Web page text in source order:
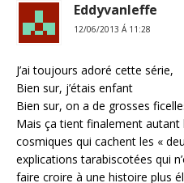
Eddyvanleffe
12/06/2013 Á 11:28
J’ai toujours adoré cette série,
Bien sur, j’étais enfant
Bien sur, on a de grosses
Mais ça tient finalement autant
cosmiques qui cachent les «
explications tarabiscotées qui
faire croire à une histoire plus